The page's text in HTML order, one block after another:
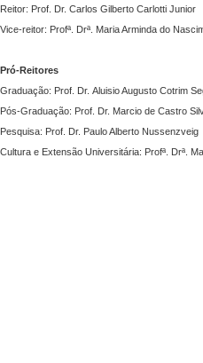
Reitor: Prof. Dr. Carlos Gilberto Carlotti Junior
Vice-reitor: Profª. Drª. Maria Arminda do
Pró-Reitores
Graduação: Prof. Dr. Aluisio Augusto Cotrim
Pós-Graduação: Prof. Dr. Marcio de Castro
Pesquisa: Prof. Dr. Paulo Alberto Nussenzveig
Cultura e Extensão Universitária: Profª. Drª.